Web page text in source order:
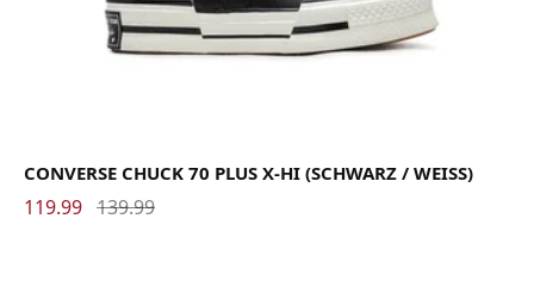
CONVERSE CHUCK 70 PLUS X-HI (SCHWARZ / WEISS)
119.99 139.99